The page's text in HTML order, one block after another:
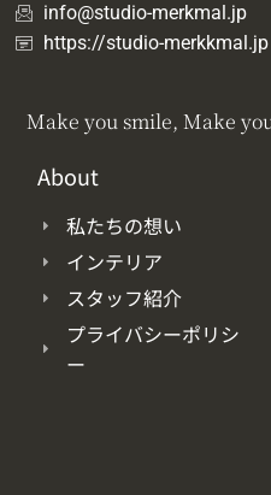
info@studio-merkmal.jp
https://studio-merkkmal.jp
Make you smile, Make
About
私たちの想い
インテリア
スタッフ紹介
プライバシーポリシ
ー